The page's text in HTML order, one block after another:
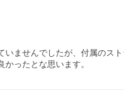
ませんでしたが、付属のス
ったとな思います。